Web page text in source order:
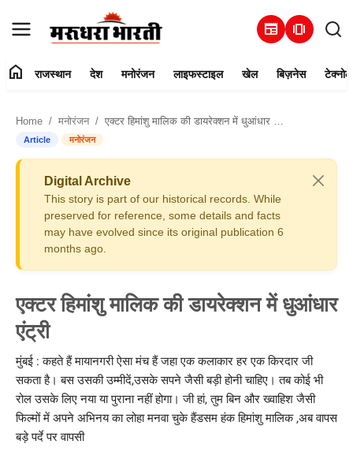
newspaper amp_stories
संपर्क करें
राजस्थान
मनोरंजन
लाइफस्टाइल
खेल
बिज़नेस
टेक्नोलॉजी
home राजस्थान देश मनोरंजन लाइफस्टाइल खेल बिज़नेस
Home मनोरंजन एक्टर हिमांशु मालिक की डायरेक्शन में धुआंधार एंट्री
Article मनोरंजन
Digital Archive
This story is part of our historical records. While
preserved for reference, some details and facts
may have evolved since its original publication 6
months ago.
एक्टर हिमांशु मालिक की डायरेक्शन में धुआंधार
एंट्री
मुंबई : कहते हैं मायानगरी ऐसा मंच हैं जहा एक कलाकार हर एक किरदार जी
सकता है। बस उसकी उम्मीदें,उसके सपने जैसी बड़ी होनी चाहिए। तब कोई भी
रोल उसके लिए नया या पुराना नहीं होगा। जी हां, तुम बिन और ख्वाहिश जैसी
फिल्मों में अपने अभिनय का लोहा मनवा चुके हैंडसम हंक हिमांशु मालिक ,अब वापस
बड़े पर्दे पर वापसी